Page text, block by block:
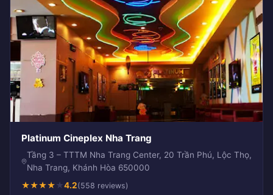
Platinum Cineplex Nha Trang
Tầng 3 – TTTM Nha Trang Center, 20 Trần Phú, Lộc Thọ,
Nha Trang, Khánh Hòa 650000
★★★★★4.2(558 reviews)